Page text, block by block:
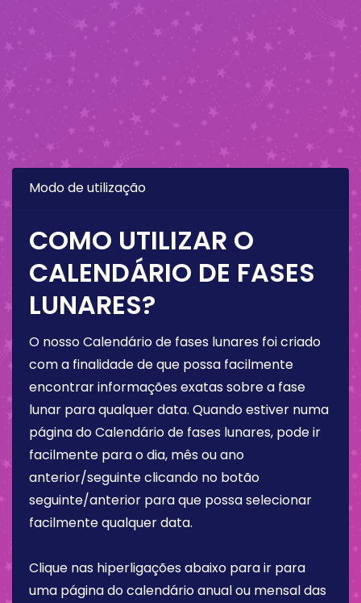
Modo de utilização
COMO UTILIZAR O
CALENDÁRIO DE FASES
LUNARES?
O nosso Calendário de fases lunares foi criado
com a finalidade de que possa facilmente
encontrar informações exatas sobre a fase
lunar para qualquer data. Quando estiver numa
página do Calendário de fases lunares, pode ir
facilmente para o dia, mês ou ano
anterior/seguinte clicando no botão
seguinte/anterior para que possa selecionar
facilmente qualquer data.
Clique nas hiperligações abaixo para ir para
uma página do calendário anual ou mensal das